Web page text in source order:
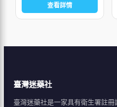
疲勞感和影響腎功
查看詳情
臺灣迷藥社
臺灣迷藥社是一家具有衛生署註